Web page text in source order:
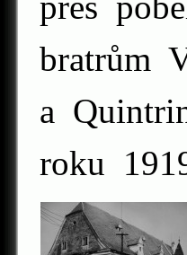
bratrům
a
roku